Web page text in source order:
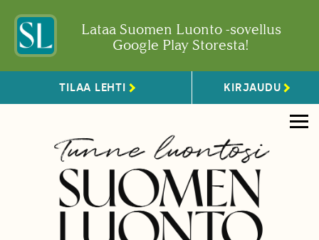
Lataa Suomen Luonto -sovellus
Google Play Storesta!
TILAA LEHTI KIRJAUDU